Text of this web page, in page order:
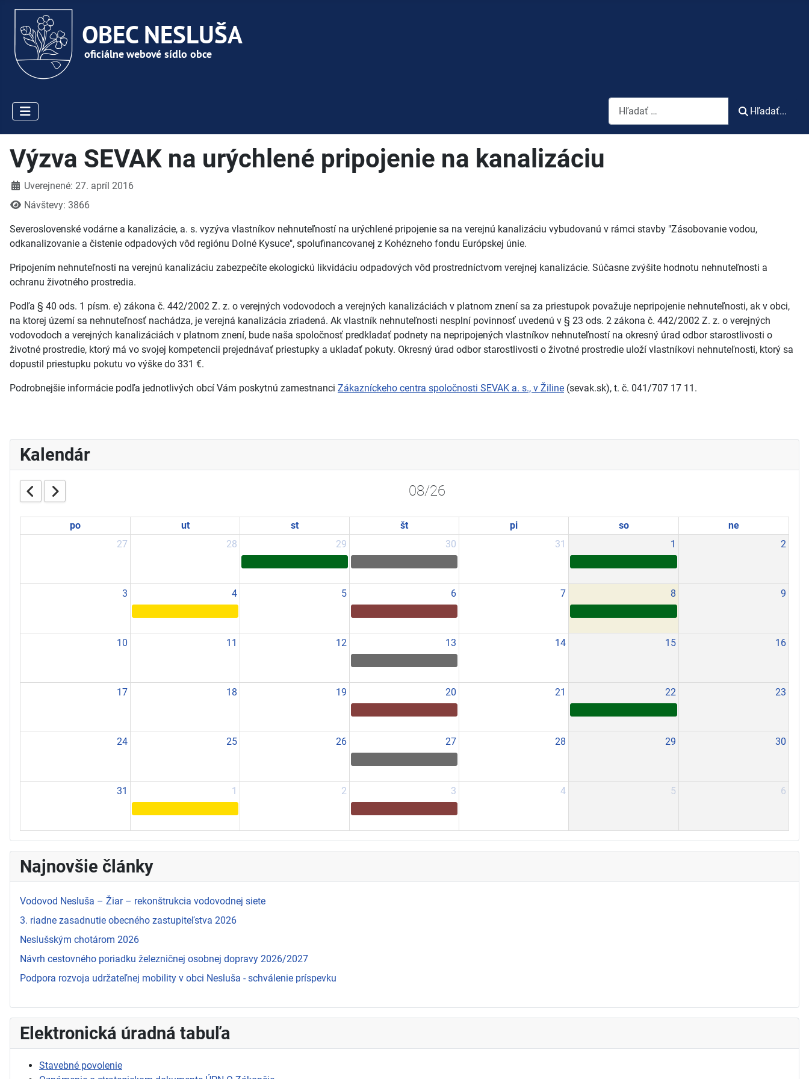
Vyhľadávanie
Hľadať...
Výzva SEVAK na urýchlené pripojenie na kanalizáciu
DetailyUverejnené: 27. apríl 2016
Návštevy: 3866
Severoslovenské vodárne a kanalizácie, a. s. vyzýva vlastníkov nehnuteľností na urýchlené pripojenie sa na verejnú kanalizáciu vybudovanú v rámci stavby "Zásobovanie vodou,
odkanalizovanie a čistenie odpadových vôd regiónu Dolné Kysuce", spolufinancovanej z Kohézneho fondu Európskej únie.
Pripojením nehnuteľnosti na verejnú kanalizáciu zabezpečíte ekologickú likvidáciu odpadových vôd prostredníctvom verejnej kanalizácie. Súčasne zvýšite hodnotu nehnuteľnosti a
ochranu životného prostredia.
Podľa § 40 ods. 1 písm. e) zákona č. 442/2002 Z. z. o verejných vodovodoch a verejných kanalizáciách v platnom znení sa za priestupok považuje nepripojenie nehnuteľnosti, ak v obci,
na ktorej území sa nehnuteľnosť nachádza, je verejná kanalizácia zriadená. Ak vlastník nehnuteľnosti nesplní povinnosť uvedenú v § 23 ods. 2 zákona č. 442/2002 Z. z. o verejných
vodovodoch a verejných kanalizáciách v platnom znení, bude naša spoločnosť predkladať podnety na nepripojených vlastníkov nehnuteľností na okresný úrad odbor starostlivosti o
životné prostredie, ktorý má vo svojej kompetencii prejednávať priestupky a ukladať pokuty. Okresný úrad odbor starostlivosti o životné prostredie uloží vlastníkovi nehnuteľnosti, ktorý sa
dopustil priestupku pokutu vo výške do 331 €.
Podrobnejšie informácie podľa jednotlivých obcí Vám poskytnú zamestnanci Zákazníckeho centra spoločnosti SEVAK a. s., v Žiline (sevak.sk), t. č. 041/707 17 11.
Kalendár
08/26
po ut st št pi so
ne
27
28 29 30 31 1 2
3 4 5 6 7 8 9
10 11 12 13 14 15 16
17 18 19 20 21 22 23
24 25 26 27 28 29 30
31 1 2 3 4 5 6
Najnovšie články
Vodovod Nesluša – Žiar – rekonštrukcia vodovodnej siete
3. riadne zasadnutie obecného zastupiteľstva 2026
Neslušským chotárom 2026
Návrh cestovného poriadku železničnej osobnej dopravy 2026/2027
Podpora rozvoja udržateľnej mobility v obci Nesluša - schválenie príspevku
Elektronická úradná tabuľa
Stavebné povolenie